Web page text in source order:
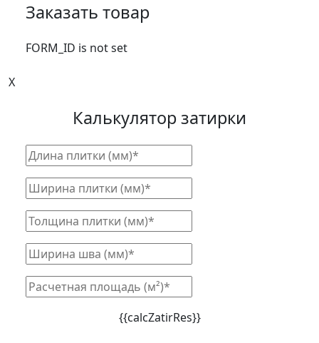
Заказать товар
FORM_ID is not set
X
Калькулятор затирки
{{calcZatirRes}}